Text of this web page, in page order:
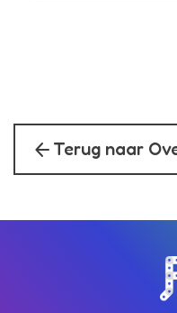
arrow_back Terug naar